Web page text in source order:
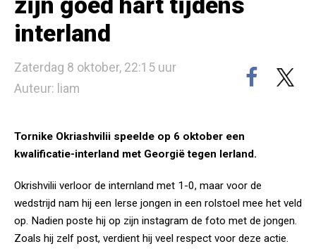
interland
Zaterdag 8 oktober, 22:15 uur
Auteur: liam
Tornike Okriashvilii speelde op 6 oktober een
kwalificatie-interland met Georgië tegen Ierland.
Okrishvilii verloor de internland met 1-0, maar voor de
wedstrijd nam hij een Ierse jongen in een rolstoel mee het veld
op. Nadien poste hij op zijn instagram de foto met de jongen.
Zoals hij zelf post, verdient hij veel respect voor deze actie.